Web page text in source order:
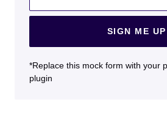
SIGN ME UP
*Replace this mock form with your
plugin